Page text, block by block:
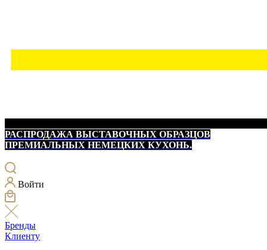
РАСПРОДАЖА ВЫСТАВОЧНЫХ ОБРАЗЦОВ
ПРЕМИАЛЬНЫХ НЕМЕЦКИХ КУХОНЬ.
Войти
Бренды
Клиенту